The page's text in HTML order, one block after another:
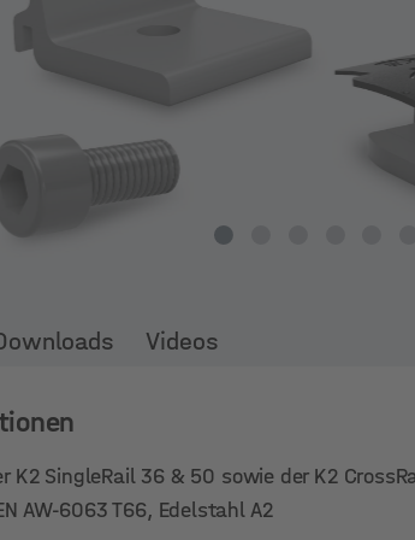
Videos
K2 SingleRail 36 & 50 sowie der K2
AW-6063 T66, Edelstahl A2